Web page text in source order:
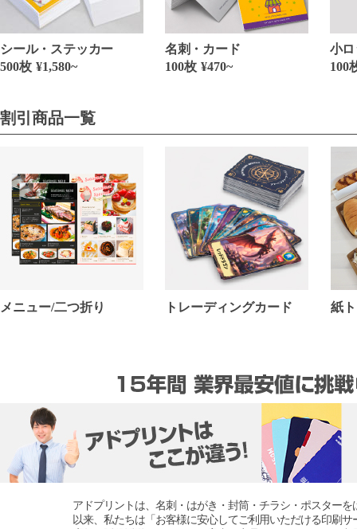
シール・ステッカー
500枚 ¥1,580~
名刺・カード
100枚 ¥470~
小
100
割引商品一覧
メニュー/二つ折り トレーディングカード 紙
アドプリントは、名刺・はがき・封筒・チラシ・ポスター
以来、私たちは「お客様に安心してご利用いただける印刷